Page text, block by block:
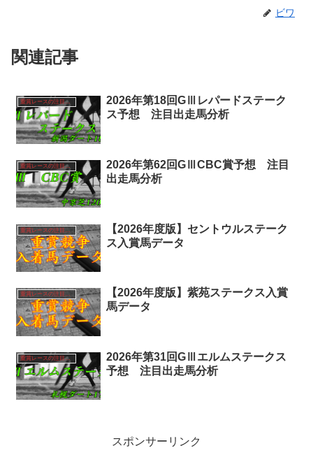
ビワ
関連記事
重賞レースの注目馬分析
2026年第18回GⅢレパードステーク
ス予想 注目出走馬分析
重賞レースの注目馬分析
2026年第62回GⅢCBC賞予想 注目
出走馬分析
【2026年度版】セントウルステーク
ス入賞馬データ
重賞レースの注目馬分析
【2026年度版】紫苑ステークス入賞
馬データ
重賞レースの注目馬分析
2026年第31回GⅢエルムステークス
予想 注目出走馬分析
スポンサーリンク